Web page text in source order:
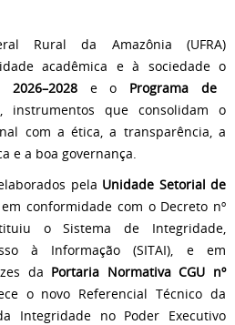
Rural da Amazônia (UFRA)
acadêmica e à sociedade o
e o Programa de
, instrumentos que consolidam o
com a ética, a transparência, a
e a boa governança.
pela Unidade Setorial de
conformidade com o Decreto nº
o Sistema de Integridade,
à Informação (SITAI), e em
da Portaria Normativa CGU nº
o novo Referencial Técnico da
Integridade no Poder Executivo